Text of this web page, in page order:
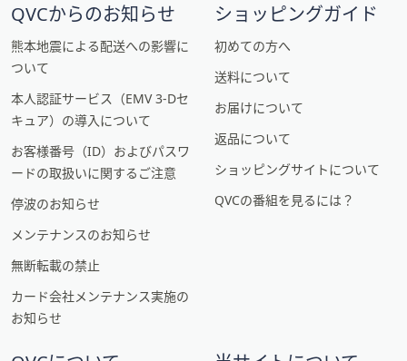
QVCからのお知らせ
熊本地震による配送への影響に
ついて
本人認証サービス（EMV 3-Dセ
キュア）の導入について
お客様番号（ID）およびパスワ
ードの取扱いに関するご注意
停波のお知らせ
メンテナンスのお知らせ
無断転載の禁止
カード会社メンテナンス実施の
お知らせ
ショッピングガイド
初めての方へ
送料について
お届けについて
返品について
ショッピングサイトについて
QVCの番組を見るには？